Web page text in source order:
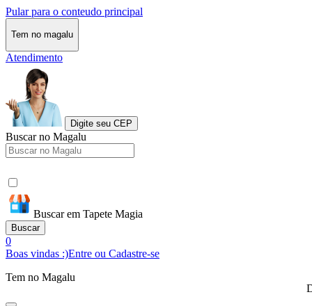
Pular para o conteudo principal
Tem no magalu
Atendimento
Digite seu CEP
Buscar no Magalu
Buscar em Tapete Magia
Buscar
0
Boas vindas :)Entre ou Cadastre-se
Tem no Magalu